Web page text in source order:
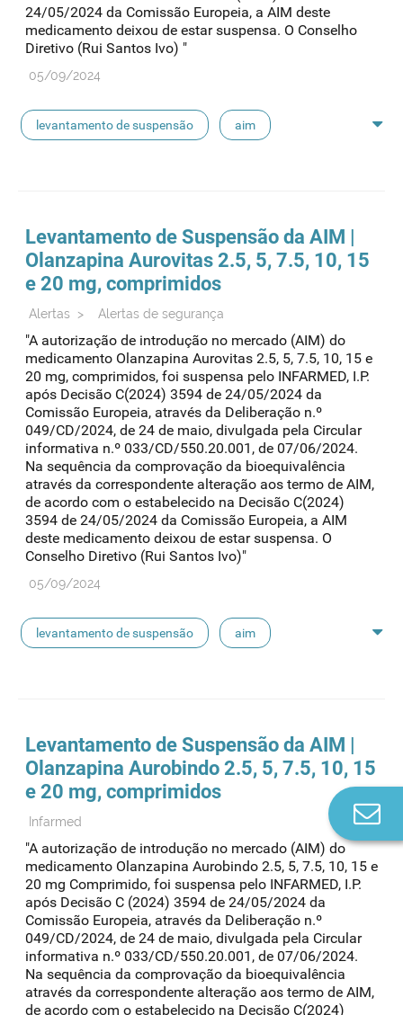
24/05/2024 da Comissão Europeia, a AIM deste
medicamento deixou de estar suspensa. O Conselho
Diretivo (Rui Santos Ivo) "
05/09/2024
levantamento de suspensão aim
Levantamento de Suspensão da AIM |
Olanzapina Aurovitas 2.5, 5, 7.5, 10, 15
e 20 mg, comprimidos
Alertas > Alertas de segurança
"A autorização de introdução no mercado (AIM) do
medicamento Olanzapina Aurovitas 2.5, 5, 7.5, 10, 15 e
20 mg, comprimidos, foi suspensa pelo INFARMED, I.P.
após Decisão C(2024) 3594 de 24/05/2024 da
Comissão Europeia, através da Deliberação n.º
049/CD/2024, de 24 de maio, divulgada pela Circular
informativa n.º 033/CD/550.20.001, de 07/06/2024.
Na sequência da comprovação da bioequivalência
através da correspondente alteração aos termo de AIM,
de acordo com o estabelecido na Decisão C(2024)
3594 de 24/05/2024 da Comissão Europeia, a AIM
deste medicamento deixou de estar suspensa. O
Conselho Diretivo (Rui Santos Ivo)"
05/09/2024
levantamento de suspensão aim
Levantamento de Suspensão da AIM |
Olanzapina Aurobindo 2.5, 5, 7.5, 10, 15
e 20 mg, comprimidos
Infarmed
"A autorização de introdução no mercado (AIM) do
medicamento Olanzapina Aurobindo 2.5, 5, 7.5, 10, 15 e
20 mg Comprimido, foi suspensa pelo INFARMED, I.P.
após Decisão C (2024) 3594 de 24/05/2024 da
Comissão Europeia, através da Deliberação n.º
049/CD/2024, de 24 de maio, divulgada pela Circular
informativa n.º 033/CD/550.20.001, de 07/06/2024.
Na sequência da comprovação da bioequivalência
através da correspondente alteração aos termo de AIM,
de acordo com o estabelecido na Decisão C(2024)